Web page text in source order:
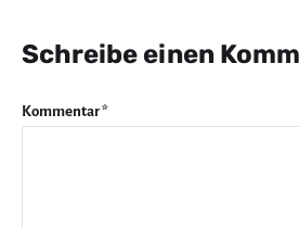
Schreibe einen
Kommentar*